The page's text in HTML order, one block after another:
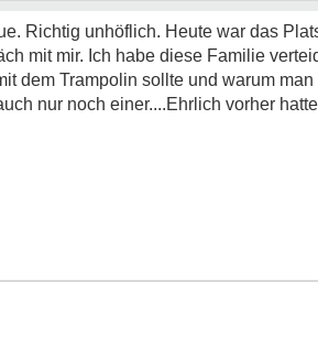
Richtig unhöflich. Heute war das
mit mir. Ich habe diese Familie
dem Trampolin sollte und warum
nur noch einer....Ehrlich vorher